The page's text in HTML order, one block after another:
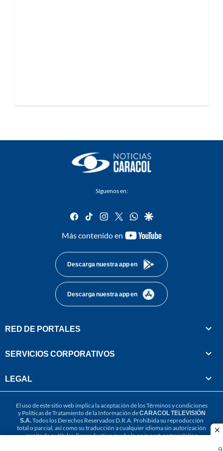
Síguenos en:
facebook
tiktok instagram
twitterwhatsapp
google
Más contenido en
youtube-
Descarga nuestra app en
Descarga nuestra app en
RED DE PORTALES
SERVICIOS CORPORATIVOS
LEGAL
El uso de este sitio web implica la aceptación de losTérminos y condiciones
y Políticas de Tratamiento de la Información deCARACOL TELEVISIÓN
S.A.Todos los Derechos Reservados D.R.A. Prohibida su reproducción
total o parcial, así como su traducción a cualquier idioma sin autorización
escrita de su titular. Reproduction in whole or in part, or translation